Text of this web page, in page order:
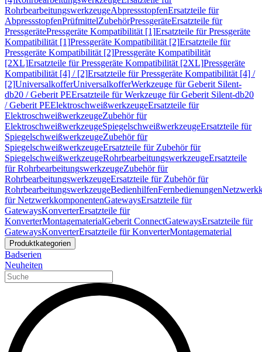
RohrbearbeitungswerkzeugeAbpressstopfenErsatzteile für
AbpressstopfenPrüfmittelZubehörPressgeräteErsatzteile für
PressgerätePressgeräte Kompatibilität [1]Ersatzteile für Pressgeräte
Kompatibilität [1]Pressgeräte Kompatibilität [2]Ersatzteile für
Pressgeräte Kompatibilität [2]Pressgeräte Kompatibilität
[2XL]Ersatzteile für Pressgeräte Kompatibilität [2XL]Pressgeräte
Kompatibilität [4] / [2]Ersatzteile für Pressgeräte Kompatibilität [4] /
[2]UniversalkofferUniversalkofferWerkzeuge für Geberit Silent-
db20 / Geberit PEErsatzteile für Werkzeuge für Geberit Silent-db20
/ Geberit PEElektroschweißwerkzeugeErsatzteile für
ElektroschweißwerkzeugeZubehör für
ElektroschweißwerkzeugeSpiegelschweißwerkzeugeErsatzteile für
SpiegelschweißwerkzeugeZubehör für
SpiegelschweißwerkzeugeErsatzteile für Zubehör für
SpiegelschweißwerkzeugeRohrbearbeitungswerkzeugeErsatzteile
für RohrbearbeitungswerkzeugeZubehör für
RohrbearbeitungswerkzeugeErsatzteile für Zubehör für
RohrbearbeitungswerkzeugeBedienhilfenFernbedienungen
für NetzwerkkomponentenGatewaysErsatzteile für
GatewaysKonverterErsatzteile für
KonverterMontagematerialGeberit ConnectGatewaysErsatzteile für
GatewaysKonverterErsatzteile für KonverterMontagematerial
Produktkategorien
Badserien
Neuheiten